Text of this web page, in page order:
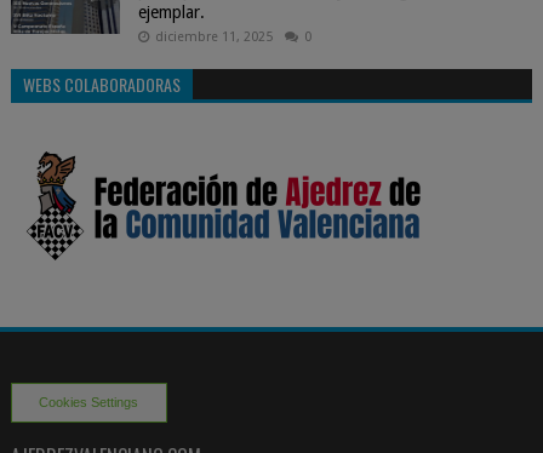
ejemplar.
diciembre 11, 2025 0
WEBS COLABORADORAS
Cookies Settings